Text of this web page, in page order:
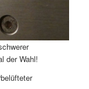
der Wahl!